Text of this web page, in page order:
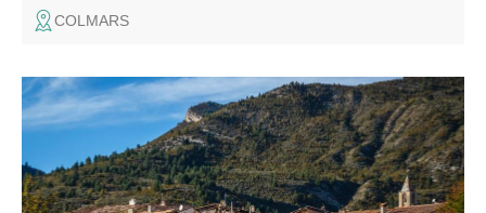
COLMARS
Visite "On donne la parole aux habitants", balade contée,
rencontre sur les thèmes du patrimoine naturel et bâti.